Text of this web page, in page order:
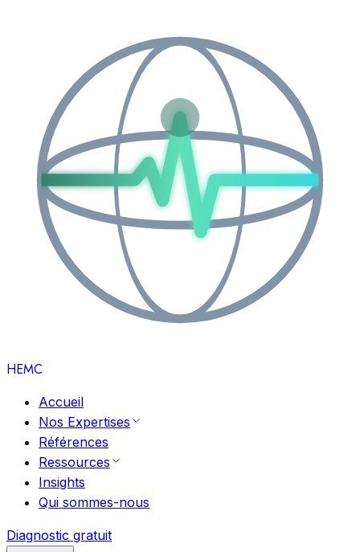
HEMC
Accueil
Nos Expertises
Références
Ressources
Insights
Qui sommes-nous
Diagnostic gratuit